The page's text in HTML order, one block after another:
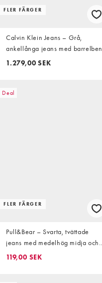
FLER FÄRGER
Calvin Klein Jeans – Grå,
ankellånga jeans med barrelben
1.279,00 SEK
Deal
FLER FÄRGER
Pull&Bear – Svarta, tvättade
jeans med medelhög midja och
raka ben
119,00 SEK